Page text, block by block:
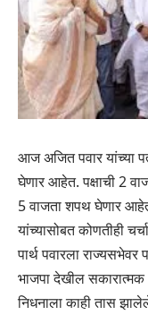
आज अजित पवार यांच्या
घेणार आहेत. पक्षाची 2
5 वाजता शपथ घेणार
यांच्यासोबत कोणतीही
पार्थ पवारला
भाजपा देखील
निधनाला काही तास